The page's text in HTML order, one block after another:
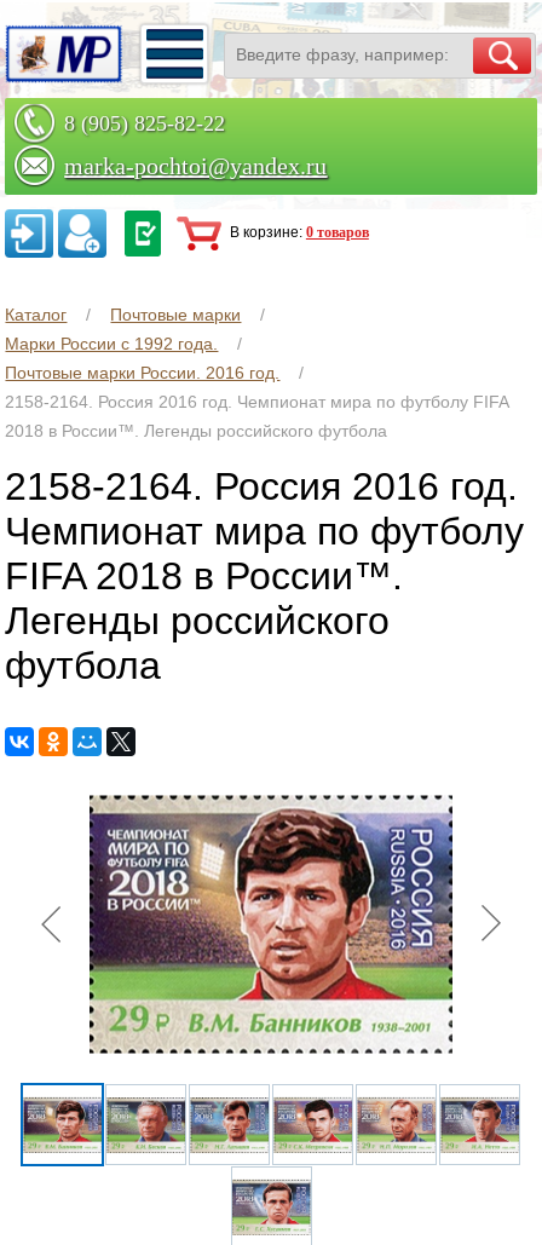
8 (905) 825-82-22
marka-pochtoi@yandex.ru
Заказать по телефону
В корзине: 0 товаров
Каталог
Почтовые марки
Марки России с 1992 года.
Почтовые марки России. 2016 год.
2158-2164. Россия 2016 год. Чемпионат мира по футболу FIFA
2018 в России™. Легенды российского футбола
2158-2164. Россия 2016 год.
Чемпионат мира по футболу
FIFA 2018 в России™.
Легенды российского
футбола